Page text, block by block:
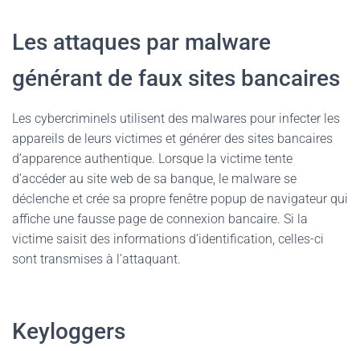
Les attaques par malware
générant de faux sites bancaires
Les cybercriminels utilisent des malwares pour infecter les
appareils de leurs victimes et générer des sites bancaires
d’apparence authentique. Lorsque la victime tente
d’accéder au site web de sa banque, le malware se
déclenche et crée sa propre fenêtre popup de navigateur qui
affiche une fausse page de connexion bancaire. Si la
victime saisit des informations d’identification, celles-ci
sont transmises à l’attaquant.
Keyloggers